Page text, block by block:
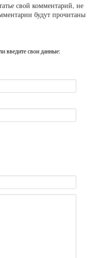
свой комментарий, не
будут прочитаны
введите свои данные: